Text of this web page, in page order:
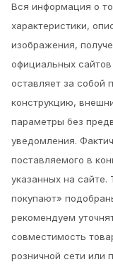
Вся информация о
характеристики,
изображения,
официальных
оставляет за собой
конструкцию,
параметры без
уведомления.
поставляемого в
указанных на
покупают»
рекомендуем
совместимость
розничной сети или